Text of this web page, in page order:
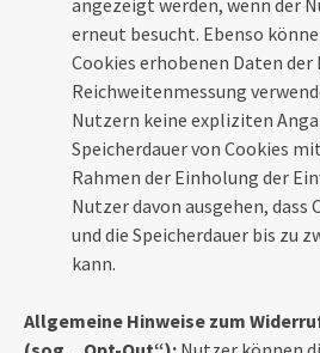
erneut besucht. Ebenso
Cookies erhobenen Daten
Reichweitenmessung
Nutzern keine expliziten
Speicherdauer von Cookies
Rahmen der Einholung der
Nutzer davon ausgehen, dass
und die Speicherdauer bis zu
kann.
Allgemeine Hinweise zum